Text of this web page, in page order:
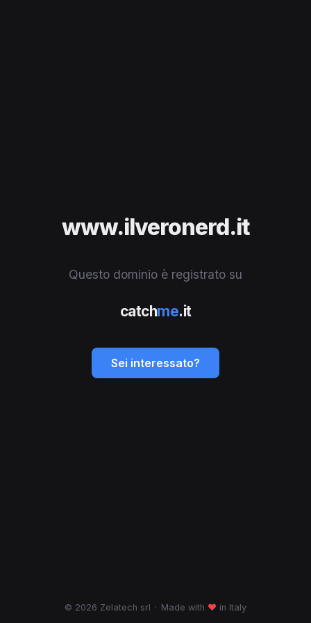
www.ilveronerd.it
Questo dominio è registrato su
catchme.it
Sei interessato?
© 2026 Zelatech srl · Made with ♥ in Italy